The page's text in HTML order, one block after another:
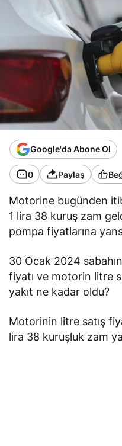
Google'da Abone Ol
0 Paylaş
Motorine bugünden
1 lira 38 kuruş zam
pompa fiyatlarına
30 Ocak 2024
fiyatı ve motorin litre
yakıt ne kadar oldu?
Motorinin litre satış
lira 38 kuruşluk zam